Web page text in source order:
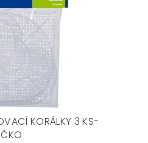
KORÁLKY 3 KS-